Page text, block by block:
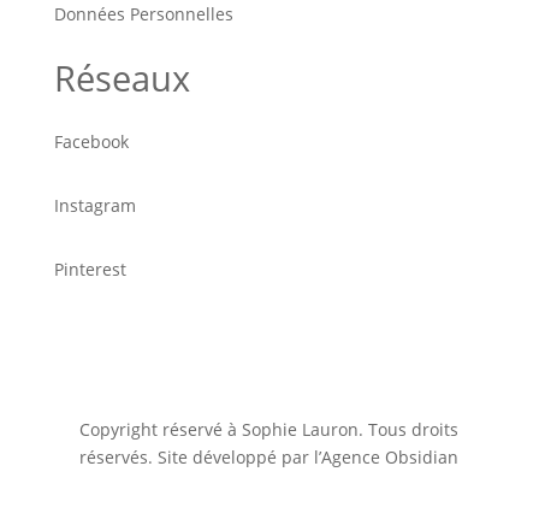
Données Personnelles
Réseaux
Facebook
Instagram
Pinterest
Copyright réservé à Sophie Lauron. Tous droits
réservés. Site développé par l’Agence Obsidian